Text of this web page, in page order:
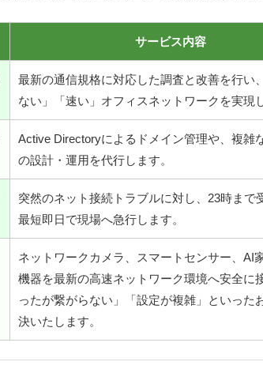
サービス内容
最新の通信規格に対応した調査と改善を行い
ない」「速い」オフィスネットワークを実現
Active Directoryによるドメイン管理や、複雑
の設計・運用を代行します。
突然のネット接続トラブルに対し、23時まで
最短即日で現場へ急行します。
ネットワークカメラ、スマートセンサー、AI
機器を最新の高速ネットワーク環境へ安全に
ったが繋がらない」「設定が複雑」といった
決いたします。